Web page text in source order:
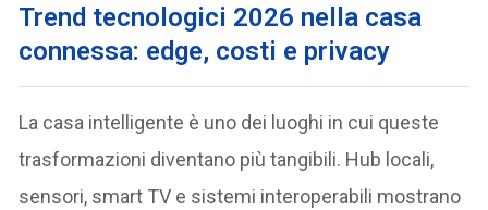
Trend tecnologici 2026 nella casa
connessa: edge, costi e privacy
La casa intelligente è uno dei luoghi in cui queste
trasformazioni diventano più tangibili. Hub locali,
sensori, smart TV e sistemi interoperabili mostrano